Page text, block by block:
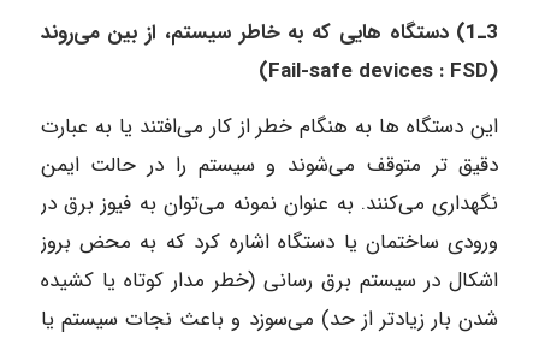
3ـ1) دستگاه هایی که به خاطر سیستم، از بین می‌روند
(Fail-safe devices : FSD)
این دستگاه ها به هنگام خطر از کار می‌افتند یا به عبارت
دقیق تر متوقف می‌شوند و سیستم را در حالت ایمن
نگهداری می‌کنند. به عنوان نمونه می‌توان به فیوز برق در
ورودی ساختمان یا دستگاه اشاره کرد که به محض بروز
اشکال در سیستم برق رسانی (خطر مدار کوتاه یا کشیده
شدن بار زیادتر از حد) می‌سوزد و باعث نجات سیستم یا